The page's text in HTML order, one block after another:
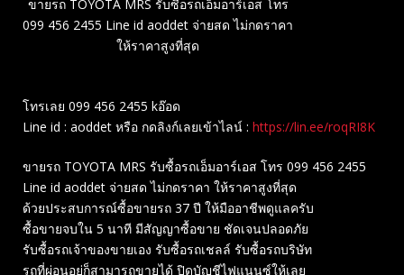
ขายรถ TOYOTA MRS รับซื้อรถเอ็มอาร์เอส โทร
099 456 2455 Line id aoddet จ่ายสด ไม่กดราคา
ให้ราคาสูงที่สุด
โทรเลย 099 456 2455 kอ๊อด
Line id : aoddet หรือ กดลิงก์เลยเข้าไลน์ : https://lin.ee/roqRI8K
ขายรถ TOYOTA MRS รับซื้อรถเอ็มอาร์เอส โทร 099 456 2455
Line id aoddet จ่ายสด ไม่กดราคา ให้ราคาสูงที่สุด
ด้วยประสบการณ์ซื้อขายรถ 37 ปี ให้มืออาชีพดูแลครับ
ซื้อขายจบใน 5 นาที มีสัญญาซื้อขาย ชัดเจนปลอดภัย
รับซื้อรถเจ้าของขายเอง รับซื้อรถเชลล์ รับซื้อรถบริษัท
รถที่ผ่อนอยู่ก็สามารถขายได้ ปิดบัญชีไฟแนนซ์ให้เลย